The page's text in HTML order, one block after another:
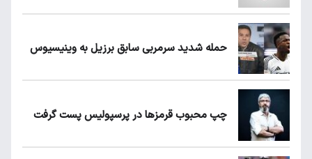
حمله شدید سرمربی سابق برزیل به وینیسیوس
چپ محبوب قرمزها در پرسپولیس پست گرفت